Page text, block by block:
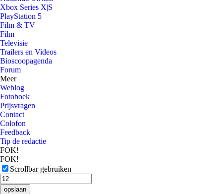
Xbox Series X|S
PlayStation 5
Film & TV
Film
Televisie
Trailers en Videos
Bioscoopagenda
Forum
Meer
Weblog
Fotoboek
Prijsvragen
Contact
Colofon
Feedback
Tip de redactie
FOK!
FOK!
Scrollbar gebruiken
opslaan